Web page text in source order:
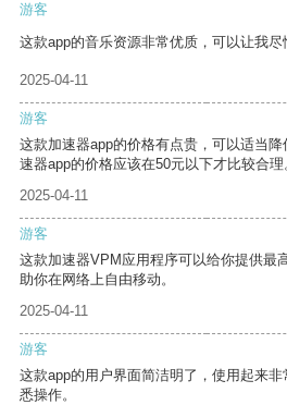
游客
这款app的音乐资源非常优质，可以让我尽
2025-04-11
游客
这款加速器app的价格有点贵，可以适当
速器app的价格应该在50元以下才比较合理
2025-04-11
游客
这款加速器VPM应用程序可以给你提供最
助你在网络上自由移动。
2025-04-11
游客
这款app的用户界面简洁明了，使用起来
悉操作。